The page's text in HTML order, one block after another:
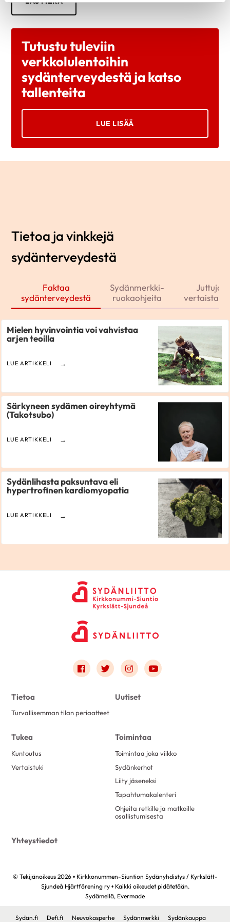
Tutustu tuleviin
verkkolulentoihin
sydänterveydestä ja katso
tallenteita
LUE LISÄÄ
Tietoa ja vinkkejä
sydänterveydestä
Faktaa
sydänterveydestä
Sydänmerkki-
ruokaohjeita
Juttuja
Mielen hyvinvointia voi vahvistaa
arjen teoilla
LUE ARTIKKELI
Särkyneen sydämen oireyhtymä
(Takotsubo)
LUE ARTIKKELI
Sydänlihasta paksuntava eli
hypertrofinen kardiomyopatia
LUE ARTIKKELI
Link to facebook
Link to twitter
Link to instagram
Link to youtube
Tietoa
Turvallisemman tilan periaatteet
Uutiset
Tukea
Kuntoutus
Vertaistuki
Toimintaa
Toimintaa joka viikko
Sydänkerhot
Liity jäseneksi
Tapahtumakalenteri
Ohjeita retkille ja matkoille
osallistumisesta
Yhteystiedot
© Tekijänoikeus 2026 • Kirkkonummen-Siuntion Sydänyhdistys / Kyrkslätt-
Sjundeå Hjärtförening ry • Kaikki oikeudet pidätetään.
Sydämellä, Evermade
Sydän.fi Defi.fi Neuvokasperhe Sydänmerkki Sydänkauppa